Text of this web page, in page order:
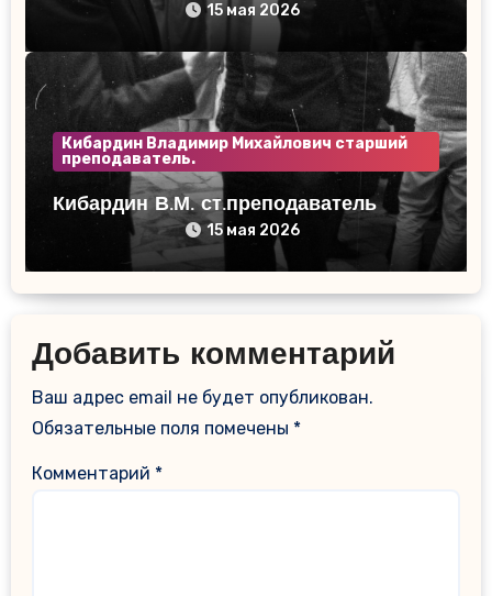
15 мая 2026
Кибардин Владимир Михайлович старший
преподаватель.
Кибардин В.М. ст.преподаватель
15 мая 2026
Добавить комментарий
Ваш адрес email не будет опубликован.
Обязательные поля помечены *
Комментарий *